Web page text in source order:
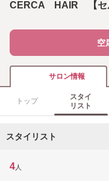
CERCA HAIR 【セ
空
サロン情報
トップ
スタイ
リスト
スタイリスト
4 人